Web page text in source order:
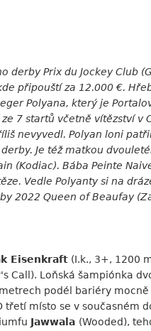
derby Prix du Jockey Club
připouští za 12.000 €.
Polyana, který je
7 startů včetně vítězství v
nevyvedl. Polyan loni
Je též matkou
(Kodiac). Bába Peinte
Vedle Polyanty si na
2022 Queen of Beaufay
Eisenkraft (I.k., 3+, 1200
Call). Loňská šampiónka
podél bariéry
místo se v současném
Jawwala (Wooded),